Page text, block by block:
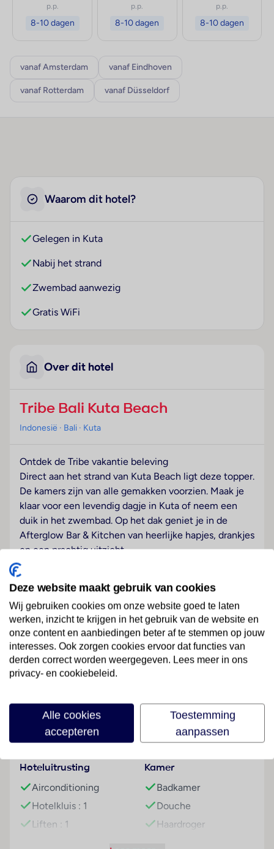
p.p.
8-10 dagen
p.p.
8-10 dagen
p.p.
8-10 dagen
vanaf Amsterdam vanaf Eindhoven
vanaf Rotterdam vanaf Düsseldorf
Waarom dit hotel?
Gelegen in Kuta
Nabij het strand
Zwembad aanwezig
Gratis WiFi
Over dit hotel
Tribe Bali Kuta Beach
Indonesië · Bali · Kuta
Ontdek de Tribe vakantie beleving
Direct aan het strand van Kuta Beach ligt deze topper.
De kamers zijn van alle gemakken voorzien. Maak je
klaar voor een levendig dagje in Kuta of neem een
duik in het zwembad. Op het dak geniet je in de
Afterglow Bar & Kitchen van heerlijke hapjes, drankjes
en een prachtig uitzicht.
Sport & Activiteiten
fitnessfaciliteiten
leenfiets
Entertainment
's avonds animatie
livemuziek
Onafhankelijk duurzaamheidslabel
duurzaamheidslabel
Je steunt de lokale economie en gemeenschap via de
TUI Care Foundation
van het behalen van onze duurzaamheidsdoelen zoals
benoemd in onze duurzaamheidsagenda, denk hierbij
aan hernieuwbare energie en nieuwe generatie
Lees meer
Faciliteiten
Betalingsmogelijkheden
MasterCard
Strand
Hoteluitrusting
Airconditioning
Hotelkluis : 1
Liften : 1
Kamer
Badkamer
Douche
Haardroger
Deze website maakt gebruik van cookies
Wij gebruiken cookies om onze website goed te laten
werken, inzicht te krijgen in het gebruik van de website en
onze content en aanbiedingen beter af te stemmen op jouw
interesses. Ook zorgen cookies ervoor dat functies van
derden correct worden weergegeven. Lees meer in ons
privacy- en cookiebeleid.
Alle cookies
accepteren
Toestemming
aanpassen